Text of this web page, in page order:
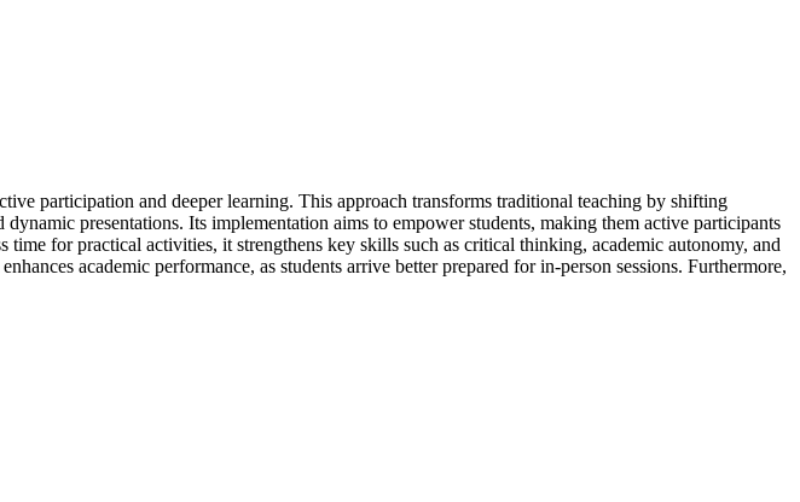
participation and deeper learning. This approach transforms traditional teaching by shifting
presentations. Its implementation aims to empower students, making them active participants
for practical activities, it strengthens key skills such as critical thinking, academic autonomy, and
academic performance, as students arrive better prepared for in-person sessions. Furthermore,